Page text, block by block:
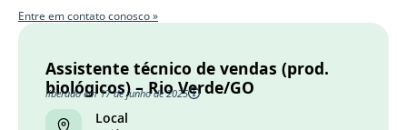
Entre em contato conosco »
Assistente técnico de vendas (prod.
biológicos) – Rio Verde/GO
liberado em 17 de junho de 2025
Local